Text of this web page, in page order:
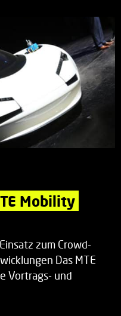
Mobility
zum Crowd-
Das MTE
Vortrags- und